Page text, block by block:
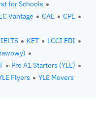
for Schools
Vantage CAE
CPE
IELTS KET
LCCI EDI
Pre A1 Starters (YLE)
Flyers YLE Movers